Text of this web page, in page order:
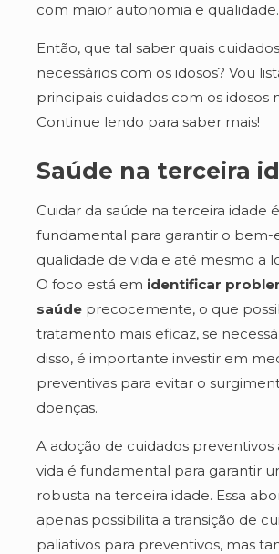
com maior autonomia e qualidade.
Então, que tal saber quais
necessários com os idosos? Vou
principais cuidados com os idosos
Continue lendo para saber mais!
Saúde na terceira
Cuidar da saúde na terceira idade é
fundamental para garantir o bem-
qualidade de vida e até mesmo a
O foco está em identificar
saúde precocemente, o que
tratamento mais eficaz, se
disso, é importante investir em
preventivas para evitar o
doenças.
A adoção de cuidados preventivos
vida é fundamental para garantir
robusta na terceira idade. Essa
apenas possibilita a transição de
paliativos para preventivos, mas